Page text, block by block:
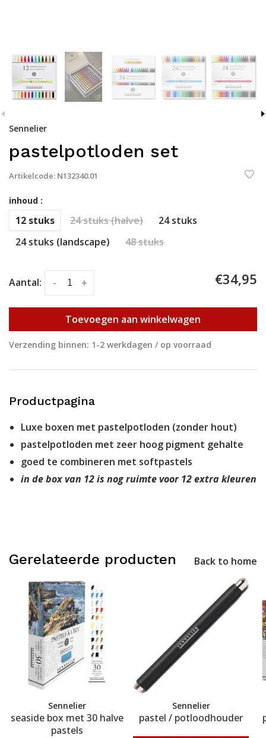
Sennelier
pastelpotloden set
Artikelcode: N132340.01
inhoud :
12 stuks 24 stuks (halve)
24 stuks
24 stuks (landscape)
48 stuks
Aantal: +
- €34,95
Toevoegen aan winkelwagen
Verzending binnen: 1-2 werkdagen / op voorraad
Productpagina
Luxe boxen met pastelpotloden (zonder hout)
pastelpotloden met zeer hoog pigment gehalte
goed te combineren met softpastels
in de box van 12 is nog ruimte voor 12 extra kleuren
Gerelateerde producten Back to home
Sennelier
seaside box met 30 halve
pastels
Sennelier
pastel / potloodhouder